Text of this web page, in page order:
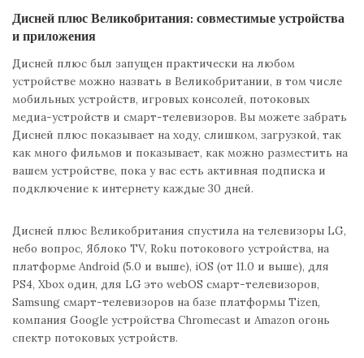
Дисней плюс Великобритания: совместимые устройства
и приложения
Дисней плюс был запущен практически на любом
устройстве можно назвать в Великобритании, в том числе
мобильных устройств, игровых консолей, потоковых
медиа-устройств и смарт-телевизоров. Вы можете забрать
Дисней плюс показывает на ходу, слишком, загрузкой, так
как много фильмов и показывает, как можно разместить на
вашем устройстве, пока у вас есть активная подписка и
подключение к интернету каждые 30 дней.
Дисней плюс Великобритания спустила на телевизоры LG,
небо вопрос, Яблоко TV, Roku потокового устройства, на
платформе Android (5.0 и выше), iOS (от 11.0 и выше), для
PS4, Xbox один, для LG это webOS смарт-телевизоров,
Samsung смарт-телевизоров на базе платформы Tizen,
компания Google устройства Chromecast и Amazon огонь
спектр потоковых устройств.